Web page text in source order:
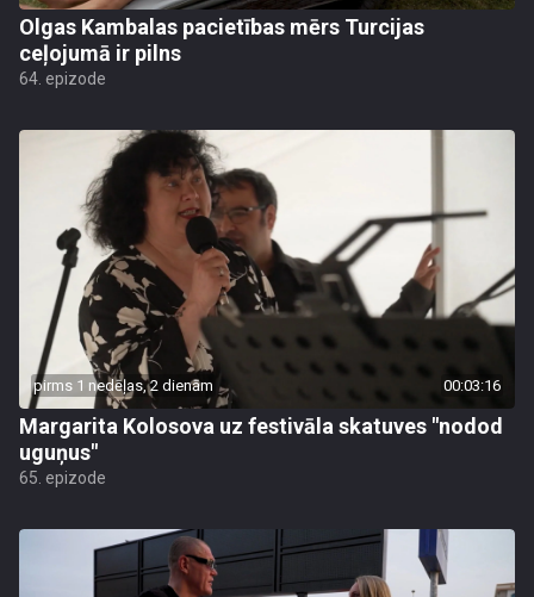
Olgas Kambalas pacietības mērs Turcijas
ceļojumā ir pilns
64. epizode
pirms 1 nedēļas, 2 dienām 00:03:16
Margarita Kolosova uz festivāla skatuves "nodod
uguņus"
65. epizode